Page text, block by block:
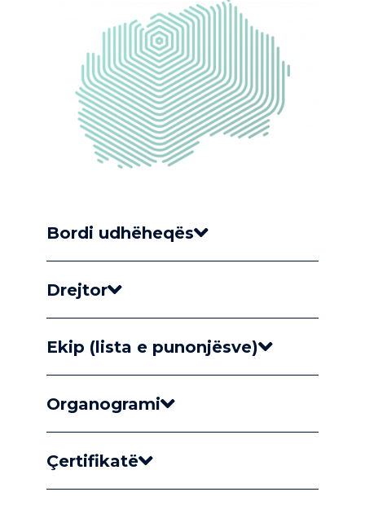
Bordi udhëheqës
Drejtor
Ekip (lista e punonjësve)
Organogrami
Çertifikatë